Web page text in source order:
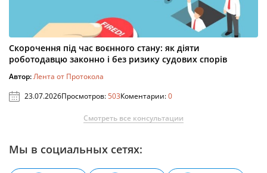
Скорочення під час воєнного стану: як діяти
роботодавцю законно і без ризику судових спорів
Автор:Лента от Протокола
23.07.2026Просмотров:503Коментарии:0
Смотреть все консультации
Мы в социальных сетях: